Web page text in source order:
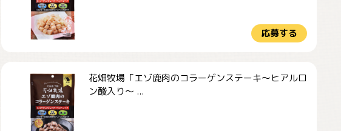
応募する
花畑牧場「エゾ鹿肉のコラーゲンステーキ～ヒアルロ
ン酸入り～ ...